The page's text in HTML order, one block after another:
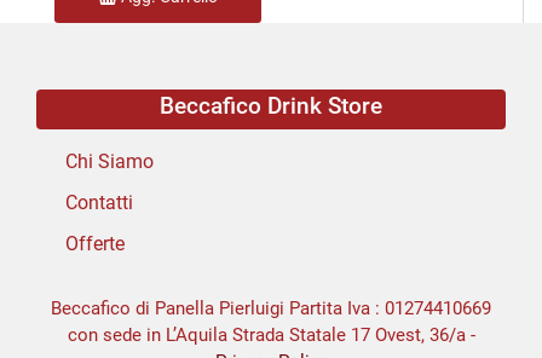
Beccafico Drink Store
Chi Siamo
Contatti
Offerte
Beccafico di Panella Pierluigi Partita Iva : 01274410669
con sede in L’Aquila Strada Statale 17 Ovest, 36/a -